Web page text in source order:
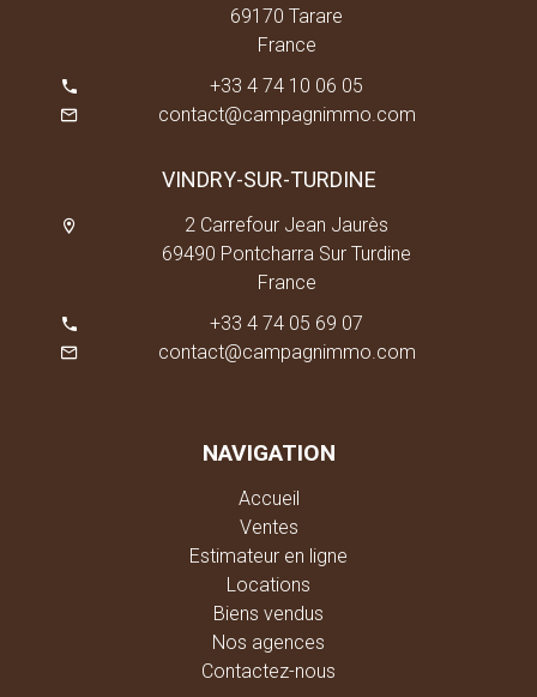
69170 Tarare
France
+33 4 74 10 06 05
contact@campagnimmo.com
VINDRY-SUR-TURDINE
2 Carrefour Jean Jaurès
69490 Pontcharra Sur Turdine
France
+33 4 74 05 69 07
contact@campagnimmo.com
NAVIGATION
Accueil
Ventes
Estimateur en ligne
Locations
Biens vendus
Nos agences
Contactez-nous